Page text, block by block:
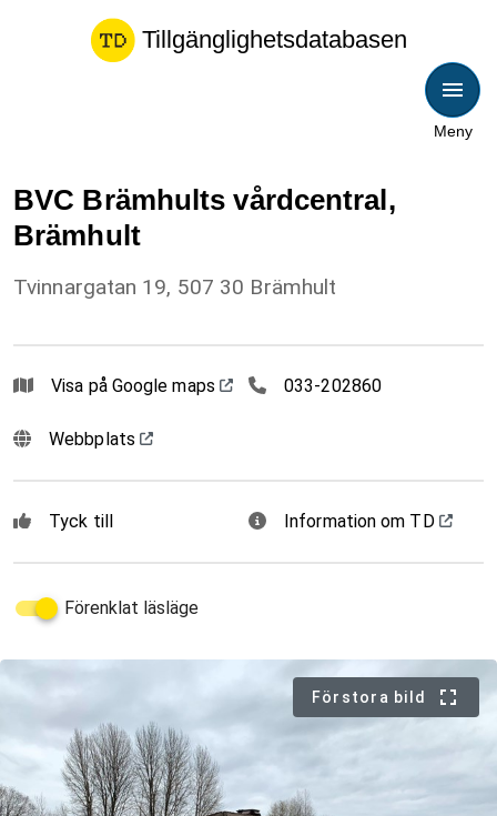
Tillgänglighetsdatabasen
Meny
BVC Brämhults vårdcentral,
Brämhult
Tvinnargatan 19, 507 30 Brämhult
Visa på Google maps 033202860
033-202860
Webbplats
Tyck till Information om TD
Förenklat läsläge
Förstora bild